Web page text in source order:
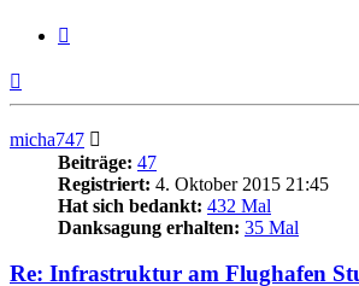
micha747
Beiträge: 47
Registriert: 4. Oktober 2015 21:45
Hat sich bedankt: 432 Mal
Danksagung erhalten: 35 Mal
Re: Infrastruktur am Flughafen